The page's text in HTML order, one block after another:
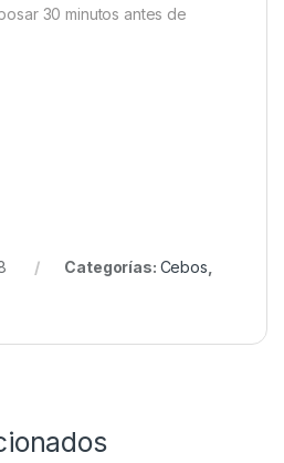
30 minutos antes de
Categorías: Cebos